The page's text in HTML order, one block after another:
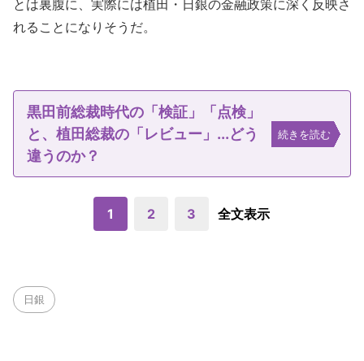
とは裏腹に、実際には植田・日銀の金融政策に深く反映さ
れることになりそうだ。
黒田前総裁時代の「検証」「点検」
と、植田総裁の「レビュー」...どう
違うのか？
続きを読む
1 2 3 全文表示
日銀